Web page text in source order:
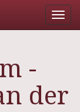
-
der